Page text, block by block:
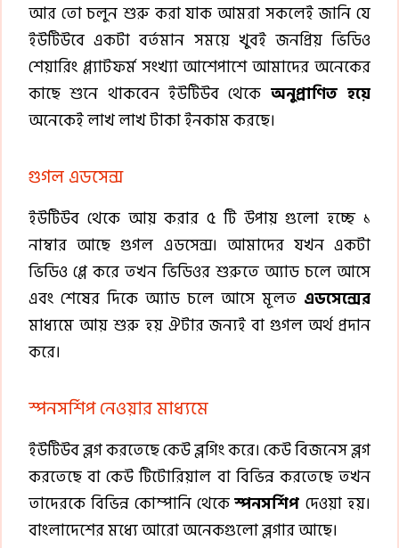
আর তো চলুন শুরু করা যাক আমরা সকলেই জানি যে
ইউটিউবে একটা বর্তমান সময়ে খুবই জনপ্রিয় ভিডিও
শেয়ারিং প্ল্যাটফর্ম সংখ্যা আশেপাশে আমাদের অনেকের
কাছে শুনে থাকবেন ইউটিউব থেকে অনুপ্রাণিত হয়ে
অনেকেই লাখ লাখ টাকা ইনকাম করছে।
গুগল এডসেন্স
ইউটিউব থেকে আয় করার ৫ টি উপায় গুলো হচ্ছে ১
নাম্বার আছে গুগল এডসেন্স। আমাদের যখন একটা
ভিডিও প্লে করে তখন ভিডিওর শুরুতে অ্যাড চলে আসে
এবং শেষের দিকে অ্যাড চলে আসে মূলত এডসেন্সের
মাধ্যমে আয় শুরু হয় ঐটার জন্যই বা গুগল অর্থ প্রদান
করে।
স্পনসর্শিপ নেওয়ার মাধ্যমে
ইউটিউব ব্লগ করতেছে কেউ ব্লগিং করে। কেউ বিজনেস ব্লগ
করতেছে বা কেউ টিটোরিয়াল বা বিভিন্ন করতেছে তখন
তাদেরকে বিভিন্ন কোম্পানি থেকেস্পনসর্শিপদেওয়া হয়।
বাংলাদেশের মধ্যে আরো অনেকগুলো ব্লগার আছে।